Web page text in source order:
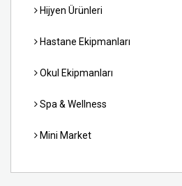
Hijyen Ürünleri
Hastane Ekipmanları
Okul Ekipmanları
Spa & Wellness
Mini Market